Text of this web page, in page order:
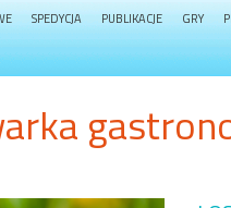
SPEDYCJA PUBLIKACJE GRY